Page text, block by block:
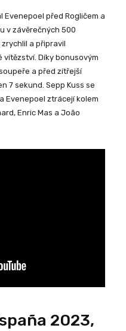
Evenepoel před Rogličem a
v závěrečných 500
a připravil
Díky bonusovým
a před zítřejší
7 sekund. Sepp Kuss se
Evenepoel ztrácejí kolem
Enric Mas a João
2023,